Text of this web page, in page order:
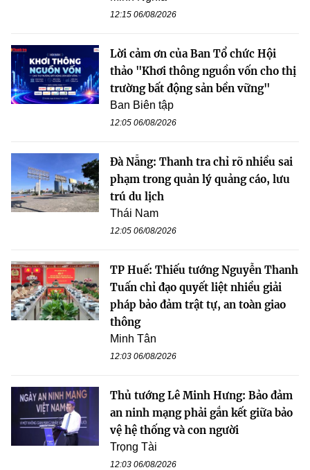
12:15 06/08/2026
Lời cảm ơn của Ban Tổ chức Hội
thảo "Khơi thông nguồn vốn cho thị
trường bất động sản bền vững"
Ban Biên tập
12:05 06/08/2026
Đà Nẵng: Thanh tra chỉ rõ nhiều sai
phạm trong quản lý quảng cáo, lưu
trú du lịch
Thái Nam
12:05 06/08/2026
TP Huế: Thiếu tướng Nguyễn Thanh
Tuấn chỉ đạo quyết liệt nhiều giải
pháp bảo đảm trật tự, an toàn giao
thông
Minh Tân
12:03 06/08/2026
Thủ tướng Lê Minh Hưng: Bảo đảm
an ninh mạng phải gắn kết giữa bảo
vệ hệ thống và con người
Trọng Tài
12:03 06/08/2026